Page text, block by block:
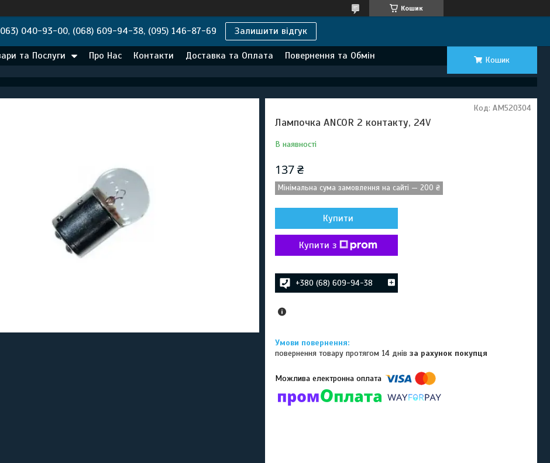
Кошик
040-93-00, (068) 609-94-38, (095) 146-87-69 Залишити відгук
та Послуги Про Нас Контакти Доставка та Оплата Повернення та Обмін Кошик
Лампочка ANCOR 2 контакту, 24V
В наявності
Код: AM520304
137 ₴
Мінімальна сума замовлення на сайті — 200 ₴
Купити
Купити з
+380 (68) 609-94-38
повернення товару протягом 14 днівза рахунок покупця